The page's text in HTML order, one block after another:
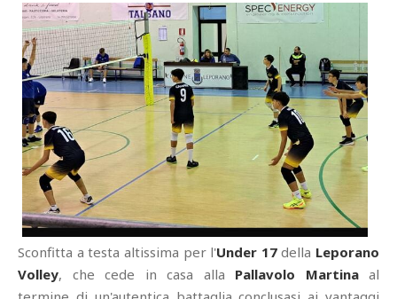
Sconfitta a testa altissima per l'Under 17della Leporano
Volley, che cede in casa alla Pallavolo Martina al